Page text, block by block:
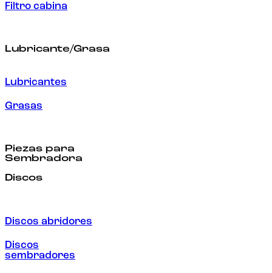
Filtro cabina
Lubricante/Grasa
Lubricantes
Grasas
Piezas para
Sembradora
Discos
Discos abridores
Discos
sembradores